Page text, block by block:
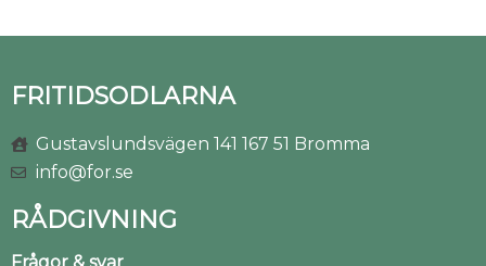
FRITIDSODLARNA
Gustavslundsvägen 141 167 51 Bromma
info@for.se
RÅDGIVNING